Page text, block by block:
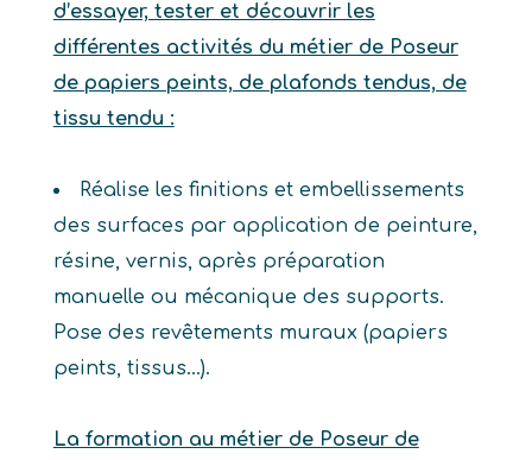
d’essayer, tester et découvrir les
différentes activités du métier de Poseur
de papiers peints, de plafonds tendus, de
tissu tendu :
Réalise les finitions et embellissements
des surfaces par application de peinture,
résine, vernis, après préparation
manuelle ou mécanique des supports.
Pose des revêtements muraux (papiers
peints, tissus…).
La formation au métier de Poseur de